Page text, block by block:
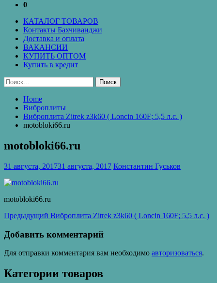
0
КАТАЛОГ ТОВАРОВ
Контакты Бахчиванджи
Доставка и оплата
ВАКАНСИИ
КУПИТЬ ОПТОМ
Купить в кредит
Найти:
Home
Виброплиты
Виброплита Zitrek z3k60 ( Loncin 160F; 5,5 л.с. )
motobloki66.ru
motobloki66.ru
31 августа, 201731 августа, 2017 Константин Гуськов
motobloki66.ru
Навигация
по
записям
Предыдущий Предыдущая
Виброплита Zitrek z3k60 ( Loncin 160F; 5,5 л.с. )
Добавить комментарий
Для отправки комментария вам необходимо авторизоваться.
Категории товаров